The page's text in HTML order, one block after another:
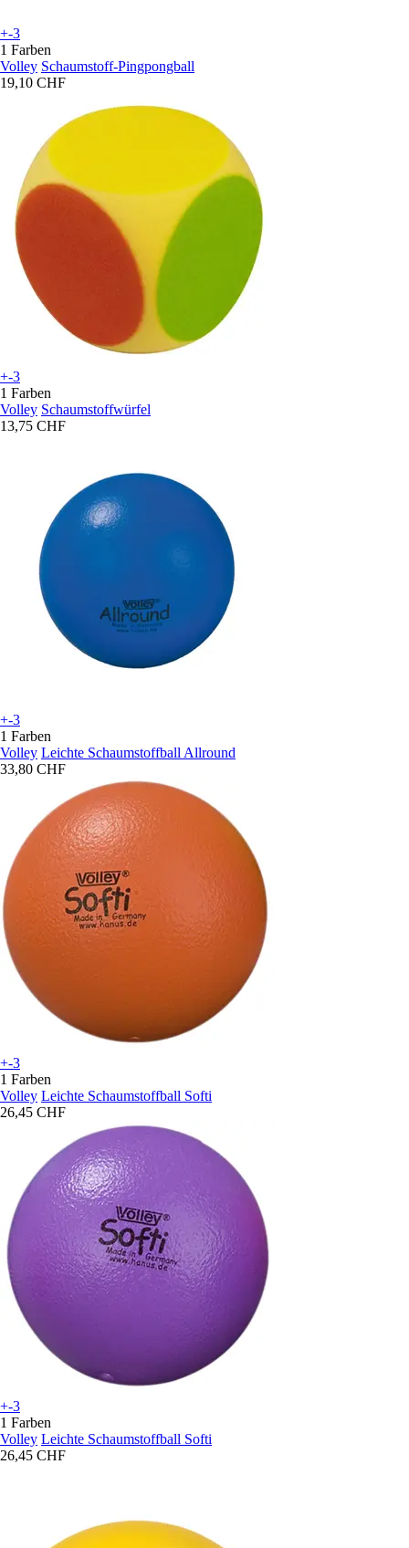
+-3
1 Farben
Volley Schaumstoff-Pingpongball
19,10 CHF
+-3
1 Farben
Volley Schaumstoffwürfel
13,75 CHF
+-3
1 Farben
Volley Leichte Schaumstoffball Allround
33,80 CHF
+-3
1 Farben
Volley Leichte Schaumstoffball Softi
26,45 CHF
+-3
1 Farben
Volley Leichte Schaumstoffball Softi
26,45 CHF